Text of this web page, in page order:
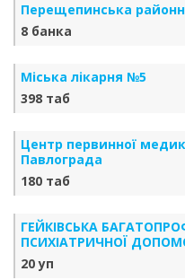
Перещепинська
8 банка
Міська лікарня №5
398 таб
Центр первинної
Павлограда
180 таб
ГЕЙКІВСЬКА
ПСИХІАТРИЧНОЇ
20 уп